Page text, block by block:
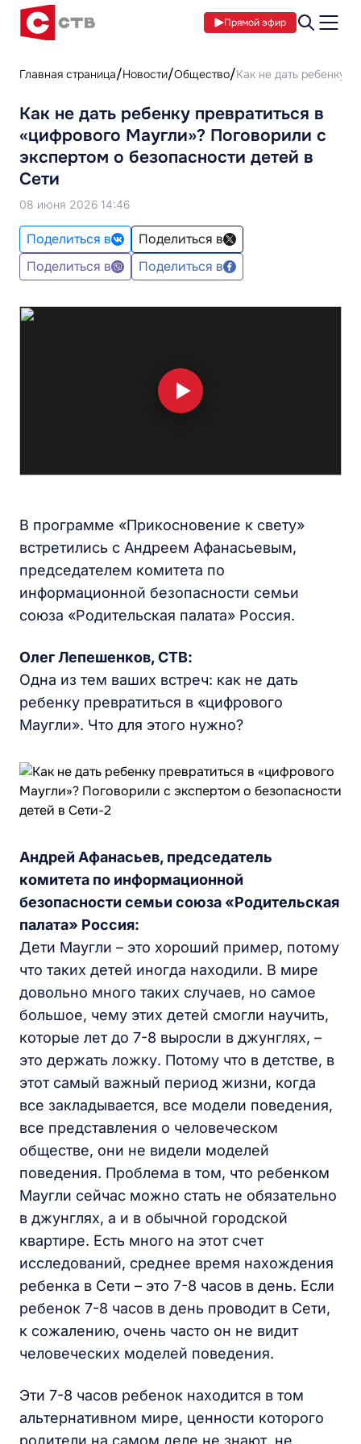
Прямой эфир
Главная страница Новости Общество Как не дать ребенку
Как не дать ребенку превратиться в
«цифрового Маугли»? Поговорили с
экспертом о безопасности детей в
Сети
08 июня 2026 14:46
Поделиться в
Поделиться в
Поделиться в
Поделиться в
В программе «Прикосновение к свету»
встретились с Андреем Афанасьевым,
председателем комитета по
информационной безопасности семьи
союза «Родительская палата» Россия.
Олег Лепешенков, СТВ:
Одна из тем ваших встреч: как не дать
ребенку превратиться в «цифрового
Маугли». Что для этого нужно?
Андрей Афанасьев, председатель
комитета по информационной
безопасности семьи союза «Родительская
палата» Россия:
Дети Маугли – это хороший пример, потому
что таких детей иногда находили. В мире
довольно много таких случаев, но самое
большое, чему этих детей смогли научить,
которые лет до 7-8 выросли в джунглях, –
это держать ложку. Потому что в детстве, в
этот самый важный период жизни, когда
все закладывается, все модели поведения,
все представления о человеческом
обществе, они не видели моделей
поведения. Проблема в том, что ребенком
Маугли сейчас можно стать не обязательно
в джунглях, а и в обычной городской
квартире. Есть много на этот счет
исследований, среднее время нахождения
ребенка в Сети – это 7-8 часов в день. Если
ребенок 7-8 часов в день проводит в Сети,
к сожалению, очень часто он не видит
человеческих моделей поведения.
Эти 7-8 часов ребенок находится в том
альтернативном мире, ценности которого
родители на самом деле не знают, не